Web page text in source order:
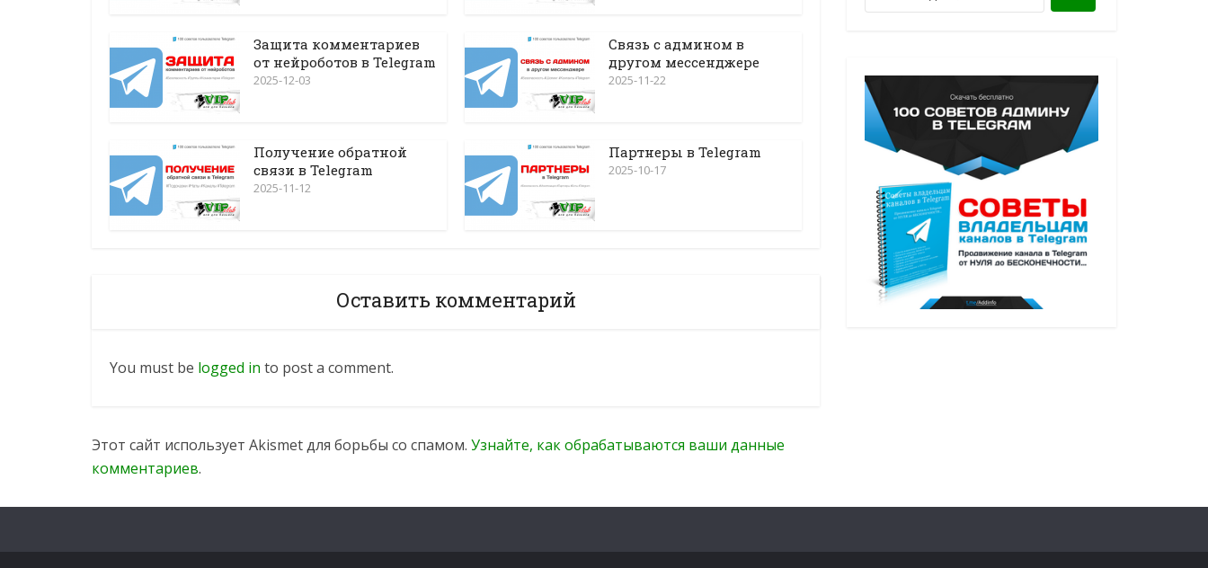
Защита комментариев
от нейроботов в Telegram
2025-12-03
Связь с админом в
другом мессенджере
2025-11-22
Получение обратной
связи в Telegram
2025-11-12
Партнеры в Telegram
2025-10-17
Оставить комментарий
You must be logged in to post a comment.
Этот сайт использует Akismet для борьбы со спамом. Узнайте, как обрабатываются ваши данные
комментариев.